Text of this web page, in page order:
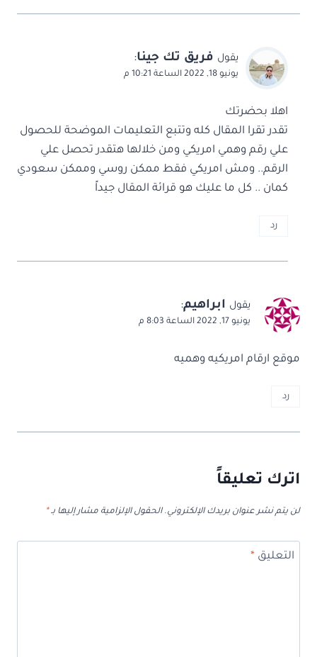
يقول فريق تك جينا:
يونيو 18, 2022 الساعة 10:21 م
اهلا بحضرتك
تقدر تقرا المقال كله وتتبع التعليمات الموضحة للحصول
علي رقم وهمي امريكي ومن خلالها هتقدر تحصل علي
الرقم.. ومش امريكي فقط ممكن روسي وممكن سعودي
كمان .. كل ما عليك هو قرائة المقال جيداً
رد
يقول ابراهيم:
يونيو 17, 2022 الساعة 8:03 م
موقع ارقام امريكيه وهميه
رد
اترك تعليقاً
لن يتم نشر عنوان بريدك الإلكتروني. الحقول الإلزامية مشار إليها بـ*
التعليق*